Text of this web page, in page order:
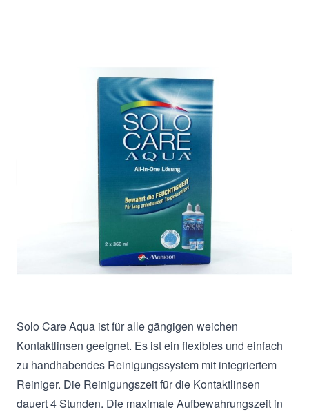
Lieferzeit: ca. 1-3 Tage
zzgl. Versandkosten
In den Warenkorb
Solo Care Aqua ist für alle gängigen weichen
Kontaktlinsen geeignet. Es ist ein flexibles und einfach
zu handhabendes Reinigungssystem mit integriertem
Reiniger. Die Reinigungszeit für die Kontaktlinsen
dauert 4 Stunden. Die maximale Aufbewahrungszeit in